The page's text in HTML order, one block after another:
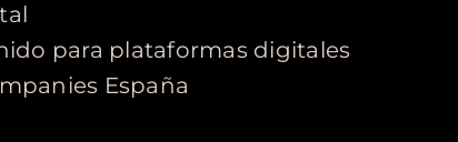
para plataformas digitales
España